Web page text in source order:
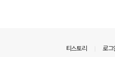
티스토리 로그